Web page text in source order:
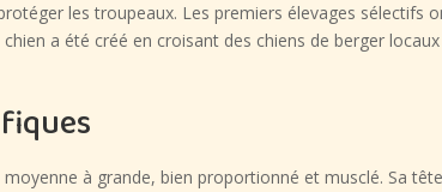
les troupeaux. Les premiers élevages sélectifs
a été créé en croisant des chiens de berger
à grande, bien proportionné et musclé. Sa